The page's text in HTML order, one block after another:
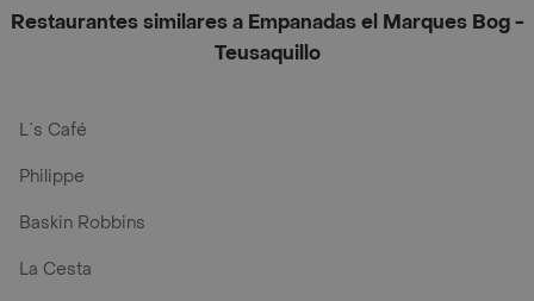
Restaurantes similares a Empanadas el Marques Bog -
Teusaquillo
L´s Café
Philippe
Baskin Robbins
La Cesta